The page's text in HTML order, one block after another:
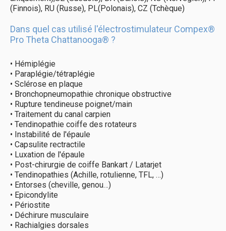
(Finnois), RU (Russe), PL(Polonais), CZ (Tchèque)
Dans quel cas utilisé l'électrostimulateur Compex®
Pro Theta Chattanooga® ?
• Hémiplégie
• Paraplégie/tétraplégie
• Sclérose en plaque
• Bronchopneumopathie chronique obstructive
• Rupture tendineuse poignet/main
• Traitement du canal carpien
• Tendinopathie coiffe des rotateurs
• Instabilité de l'épaule
• Capsulite rectractile
• Luxation de l'épaule
• Post-chirurgie de coiffe Bankart / Latarjet
• Tendinopathies (Achille, rotulienne, TFL, …)
• Entorses (cheville, genou…)
• Epicondylite
• Périostite
• Déchirure musculaire
• Rachialgies dorsales